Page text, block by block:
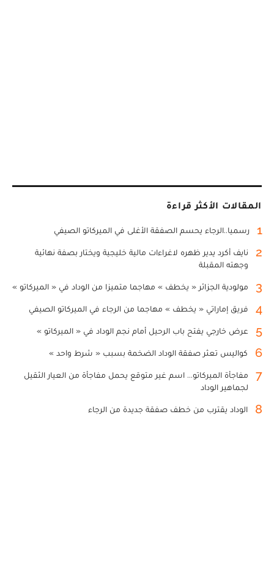
المقالات الأكثر قراءة
1 رسميا..الرجاء يحسم الصفقة الأغلى في الميركاتو الصيفي
2
نايف أكرد يدير ظهره لاغراءات مالية خليجية ويختار بصفة نهائية
وجهته المقبلة
3 مولودية الجزائر « يخطف » مهاجما متميزا من الوداد في « الميركاتو »
4 فريق إماراتي « يخطف » مهاجما من الرجاء في الميركاتو الصيفي
5 عرض خارجي يفتح باب الرحيل أمام نجم الوداد في « الميركاتو »
6 كواليس تعثر صفقة الوداد الضخمة بسبب « شرط واحد »
7
مفاجأة الميركاتو... اسم غير متوقع يحمل مفاجأة من العيار الثقيل
لجماهير الوداد
8 الوداد يقترب من خطف صفقة جديدة من الرجاء